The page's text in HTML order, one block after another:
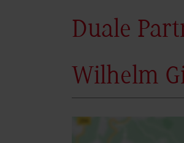
Duale
Wilhelm